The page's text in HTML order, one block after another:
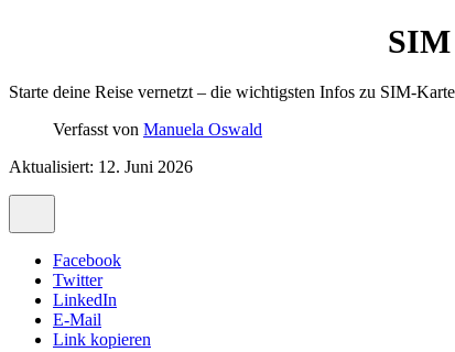
SIM
Starte deine Reise vernetzt – die wichtigsten Infos zu SIM-
Verfasst von Manuela Oswald
Aktualisiert: 12. Juni 2026
Facebook
Twitter
LinkedIn
E-Mail
Link kopieren